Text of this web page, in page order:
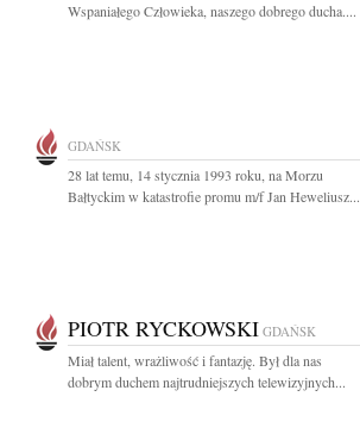
Wspaniałego Człowieka, naszego dobrego ducha....
GDAŃSK
28 lat temu, 14 stycznia 1993 roku, na Morzu
Bałtyckim w katastrofie promu m/f Jan Heweliusz...
PIOTR RYCKOWSKI GDAŃSK
Miał talent, wrażliwość i fantazję. Był dla nas
dobrym duchem najtrudniejszych telewizyjnych...